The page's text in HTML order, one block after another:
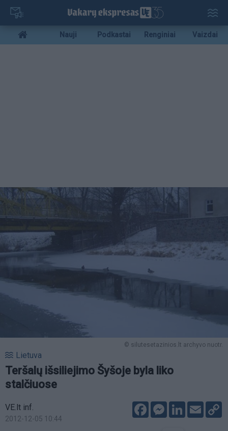
Pereiti
pagrindinį
turinį
Mobile
menu
Nauji Podkastai Renginiai Vaizdai
© silutesetazinios.lt archyvo nuotr.
Lietuva
Teršalų išsiliejimo Šyšoje byla liko
stalčiuose
VE.lt inf.
2012-12-05 10:44
FacebookMessenger
LinkedIn
Email